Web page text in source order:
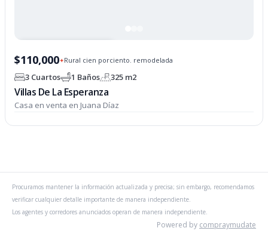
$110,000✦Rural cien porciento. remodelada
3 Cuartos 1 Baños 325 m2
Villas De La Esperanza
Casa en venta en Juana Díaz
Procuramos mantener la información actualizada y precisa; sin embargo, recomendamos
verificar cualquier detalle importante de manera independiente.
Los agentes y corredores anunciados operan de manera independiente.
Powered by compraymudate